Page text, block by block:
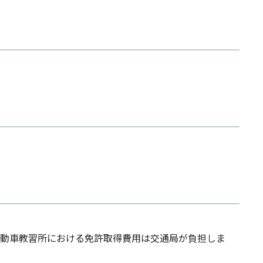
車教習所における免許取得費用は交通局が負担しま